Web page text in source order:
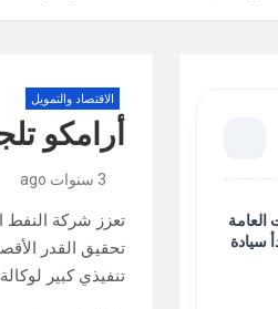
الاقتصاد والتمويل
أرامكو
3 سنوات ago
تعزز شركة النفط
تحقيق القدر
تنفيذي كبير
العامة
سيادة